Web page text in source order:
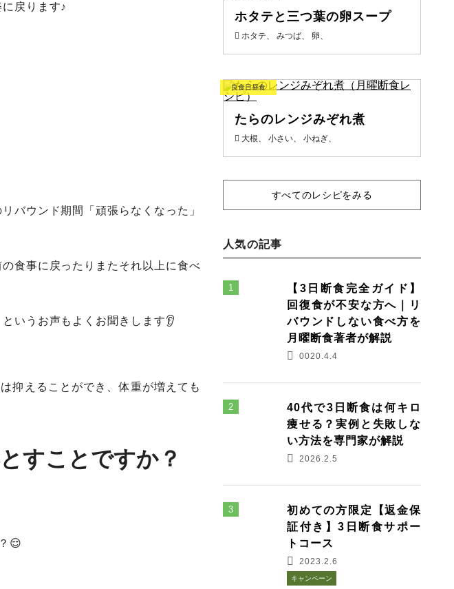
戻ります♪
バウンド期間「頑張らなくなった」
食事に戻ったりまたそれ以上に食べ
いうお声もよくお聞きします👂
抑えることができ、体重が増えても
すことですか？
😌
ホタテと三つ葉の卵スープ
ホタテ、 みつば、 卵、
良食日昼食
たらのレンジみぞれ煮
大根、 小さい、 小ねぎ、
すべてのレシピをみる
人気の記事
【3日断食完全ガイド】
回復食が不安な方へ｜リ
バウンドしない食べ方を
月曜断食著者が解説
0020.4.4
40代で3日断食は何キロ
痩せる？実例と失敗しな
い方法を専門家が解説
2026.2.5
初めての方限定【返金保
証付き】3日断食サポー
トコース
2023.2.6
キャンペーン